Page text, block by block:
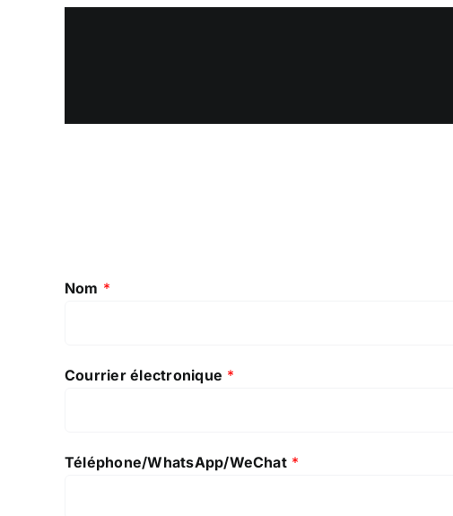
Nom *
Courrier électronique *
Téléphone/WhatsApp/WeChat *